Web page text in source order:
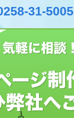
31-5005